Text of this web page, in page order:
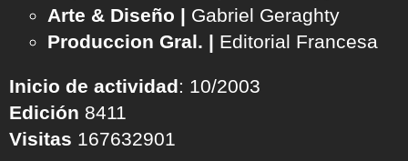
Arte & Diseño | Gabriel Geraghty
Produccion Gral. | Editorial Francesa
Inicio de actividad: 10/2003
Edición 8411
Visitas 167632901